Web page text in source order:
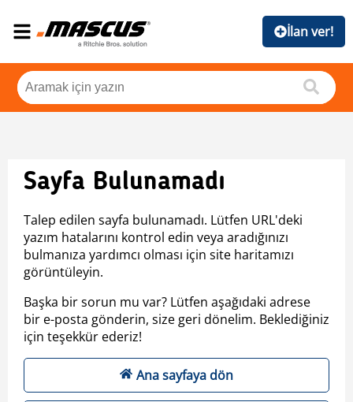
İlan ver!
Sayfa Bulunamadı
Talep edilen sayfa bulunamadı. Lütfen URL'deki
yazım hatalarını kontrol edin veya aradığınızı
bulmanıza yardımcı olması için site haritamızı
görüntüleyin.
Başka bir sorun mu var? Lütfen aşağıdaki adrese
bir e-posta gönderin, size geri dönelim. Beklediğiniz
için teşekkür ederiz!
Ana sayfaya dön